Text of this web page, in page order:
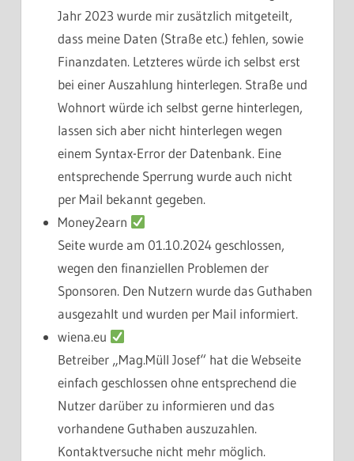
Jahr 2023 wurde mir zusätzlich mitgeteilt,
dass meine Daten (Straße etc.) fehlen, sowie
Finanzdaten. Letzteres würde ich selbst erst
bei einer Auszahlung hinterlegen. Straße und
Wohnort würde ich selbst gerne hinterlegen,
lassen sich aber nicht hinterlegen wegen
einem Syntax-Error der Datenbank. Eine
entsprechende Sperrung wurde auch nicht
per Mail bekannt gegeben.
Money2earn
Seite wurde am 01.10.2024 geschlossen,
wegen den finanziellen Problemen der
Sponsoren. Den Nutzern wurde das Guthaben
ausgezahlt und wurden per Mail informiert.
wiena.eu
Betreiber „Mag.Müll Josef“ hat die Webseite
einfach geschlossen ohne entsprechend die
Nutzer darüber zu informieren und das
vorhandene Guthaben auszuzahlen.
Kontaktversuche nicht mehr möglich.